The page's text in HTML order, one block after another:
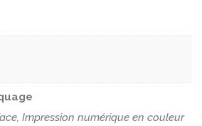
Impression numérique en couleur